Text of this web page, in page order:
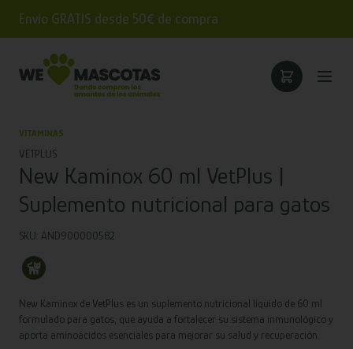
Envío GRATIS desde 50€ de compra
VITAMINAS
VETPLUS
New Kaminox 60 ml VetPlus |
Suplemento nutricional para gatos
SKU: AND900000582
New Kaminox de VetPlus es un suplemento nutricional líquido de 60 ml
formulado para gatos, que ayuda a fortalecer su sistema inmunológico y
aporta aminoácidos esenciales para mejorar su salud y recuperación.